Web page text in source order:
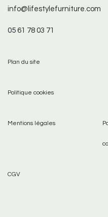
info@lifestylefurniture.com
05 61 78 03 71
Plan du site
Politique cookies
Mentions légales
CGV